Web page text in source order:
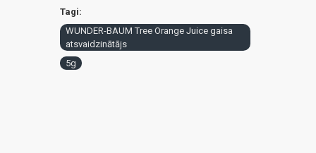
Tagi:
WUNDER-BAUM Tree Orange Juice gaisa
atsvaidzinātājs
5g